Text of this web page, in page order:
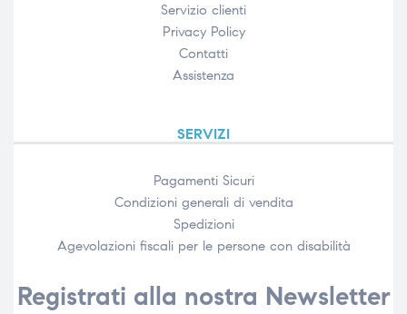
Servizio clienti
Privacy Policy
Contatti
Assistenza
SERVIZI
Pagamenti Sicuri
Condizioni generali di vendita
Spedizioni
Agevolazioni fiscali per le persone con disabilità​
Registrati alla nostra Newsletter